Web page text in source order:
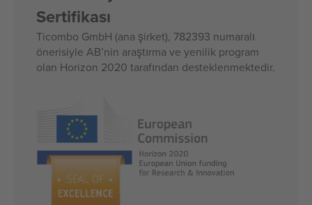
Sertifikası
Ticombo GmbH (ana şirket), 782393 numaralı
önerisiyle AB’nin araştırma ve yenilik program
olan Horizon 2020 tarafından desteklenmektedir.